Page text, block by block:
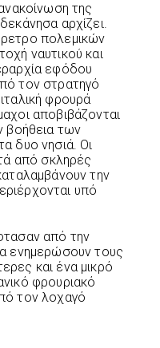
της
αρχίζει.
πολεμικών
ναυτικού και
εφόδου
τον στρατηγό
φρουρά
αποβιβάζονται
βοήθεια των
δυο νησιά. Οι
από σκληρές
την
υπό
από την
ενημερώσουν τους
και ένα μικρό
φρουριακό
τον λοχαγό